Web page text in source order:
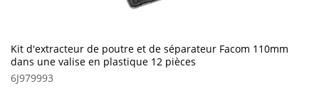
Kit d'extracteur de poutre et de séparateur Facom 110mm
dans une valise en plastique 12 pièces
6J979993